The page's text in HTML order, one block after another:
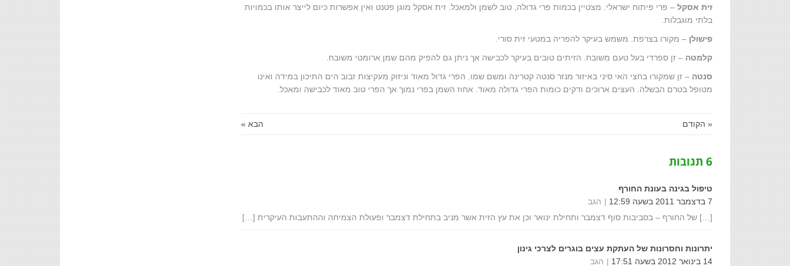
זית אסקל – פרי פיתוח ישראלי. מצטיין בכמות פרי גדולה, טוב לשמן ולמאכל. זית אסקל מוגן פטנט ואין אפשרות כיום לייצר אותו בכמויות
בלתי מוגבלות.
פישולן – מקורו בצרפת. משמש בעיקר להפריה במטעי זית סורי.
קלמטה – זן ספרדי בעל טעם משובח. הזיתים טובים בעיקר לכבישה אך ניתן גם להפיק מהם שמן ארומטי משובח.
סנטה – זן שמקורו בחצי האי סיני באיזור מנזר סנטה קטרינה ומשם שמו. הפרי גדול מאוד וניזוק מעקיצות זבוב הים התיכון במידה ואינו
מטופל בטרם הבשלה. העצים ארוכים ודקים כומות הפרי גדולה מאוד. אחוז השמן בפרי נמוך אך הפרי טוב מאוד לכבישה ומאכל.
« הקודם הבא »
6 תגובות
טיפול בגינה בעונת החורף
7 בדצמבר 2011 בשעה 12:59
הגב
[…] של החורף – בסביבות סוף דצמבר ותחילת ינואר וכן את עץ הזית אשר מניב בתחילת דצמבר ופעולת הצמיחה וההתעבות העיקרית […]
יתרונות וחסרונות של העתקת עצים בוגרים לצרכי גינון
14 בינואר 2012 בשעה 17:51
הגב